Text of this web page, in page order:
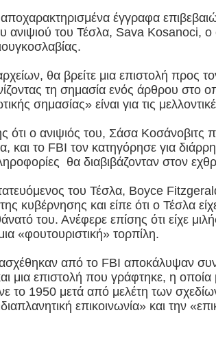
έγγραφα
ανιψιού του Τέσλα, Sava Kosanoci,
θα βρείτε μια επιστολή προς
τη σημασία ενός άρθρου στο
σημασίας» είναι για τις
ότι ο ανιψιός του, Σάσα Κοσάνοβιτς
και το FBI τον κατηγόρησε για
θα διαβιβάζονταν στον
του Τέσλα, Boyce
κυβέρνησης και είπε ότι ο Τέσλα
του. Ανέφερε επίσης ότι είχε
«φουτουριστική» τορπίλη.
από το FBI αποκάλυψαν
μια επιστολή που γράφτηκε, η οποία
το 1950 μετά από μελέτη των
επικοινωνία» και την